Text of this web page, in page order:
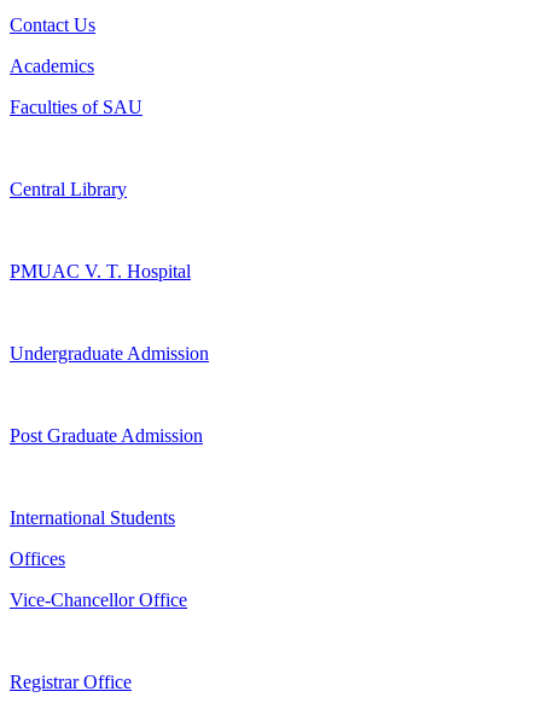
Contact Us
Academics
Faculties of SAU
Central Library
PMUAC V. T. Hospital
Undergraduate Admission
Post Graduate Admission
International Students
Offices
Vice-Chancellor Office
Registrar Office